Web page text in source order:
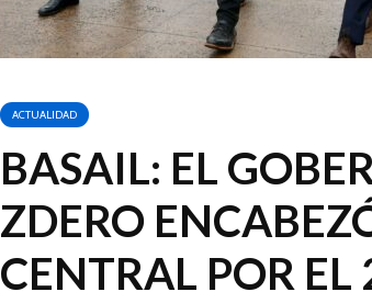
ACTUALIDAD
BASAIL: EL
ZDERO
CENTRAL POR EL